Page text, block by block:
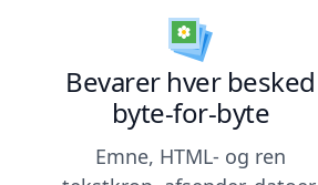
Bevarer hver besked
byte-for-byte
Emne, HTML- og ren